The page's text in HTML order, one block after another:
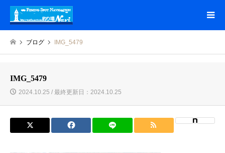
ブログ IMG_5479
IMG_5479
2024.10.25 / 最終更新日：2024.10.25